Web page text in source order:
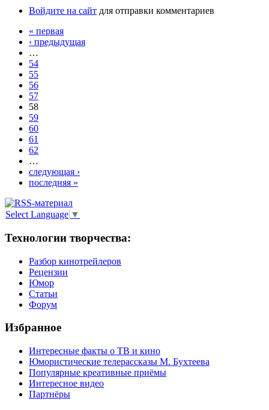
Войдите на сайт для отправки комментариев
« первая
‹ предыдущая
…
54
55
56
57
58
59
60
61
62
…
следующая ›
последняя »
Select Language ▼
Технологии творчества:
Разбор кинотрейлеров
Рецензии
Юмор
Статьи
Форум
Избранное
Интересные факты о ТВ и кино
Юмористические телерассказы М. Бухтеева
Популярные креативные приёмы
Интересное видео
Партнёры